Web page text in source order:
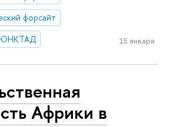
форсайт
15 января
Африки в